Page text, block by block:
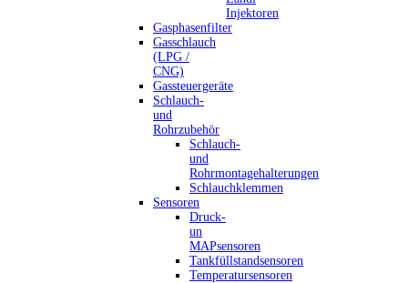
Injektoren
Gasphasenfilter
Gasschlauch
(LPG /
CNG)
Gassteuergeräte
Schlauch-
und
Rohrzubehör
Schlauch-
und
Rohrmontagehalterungen
Schlauchklemmen
Sensoren
Druck-
un
MAPsensoren
Tankfüllstandsensoren
Temperatursensoren